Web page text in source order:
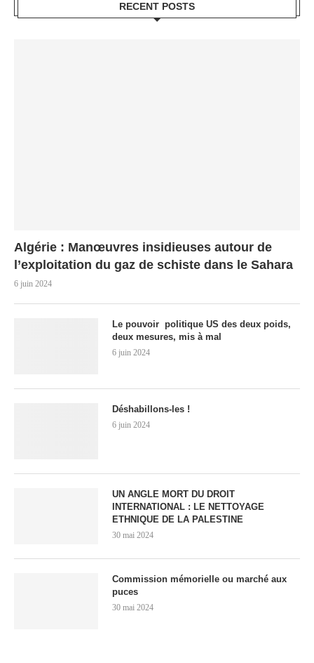
RECENT POSTS
Algérie : Manœuvres insidieuses autour de
l’exploitation du gaz de schiste dans le Sahara
6 juin 2024
Le pouvoir politique US des deux poids,
deux mesures, mis à mal
6 juin 2024
Déshabillons-les !
6 juin 2024
UN ANGLE MORT DU DROIT
INTERNATIONAL : LE NETTOYAGE
ETHNIQUE DE LA PALESTINE
30 mai 2024
Commission mémorielle ou marché aux
puces
30 mai 2024